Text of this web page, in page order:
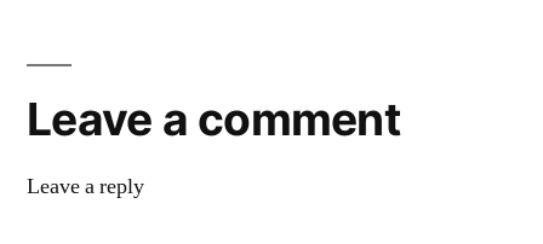
Leave a comment
Leave a reply